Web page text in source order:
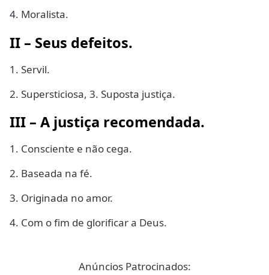
4. Moralista.
II – Seus defeitos.
1. Servil.
2. Supersticiosa, 3. Suposta justiça.
III – A justiça recomendada.
1. Consciente e não cega.
2. Baseada na fé.
3. Originada no amor.
4. Com o fim de glorificar a Deus.
Anúncios Patrocinados: